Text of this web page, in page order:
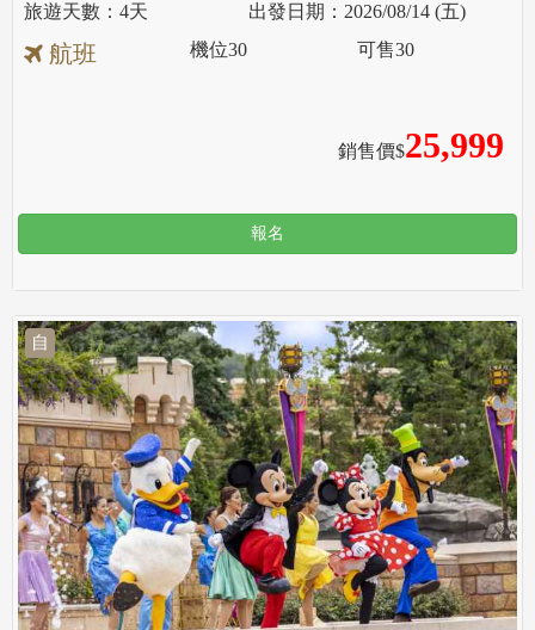
4天 2026/08/14 (五)
航班
銷售價$25,999
機位30 可售30
報名
自